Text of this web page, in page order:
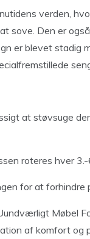
verden,
sove. Den er
er blevet stadig
at støvsuge
roteres hver 3.-
for at forhindre
Møbel
af komfort og